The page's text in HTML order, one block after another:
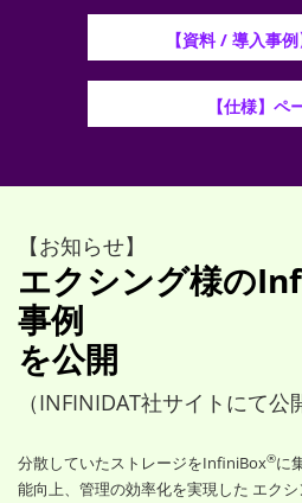
【資料 / 導入事
【仕様】ペ
【お知らせ】
エクシング様の
事例
を公開
（INFINIDAT社サイトにて公
分散していたストレージをInfiniBox®に
能向上、管理の効率化を実現した エク